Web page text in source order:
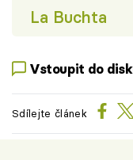
La Buchta
Vstoupit do
Sdílejte článek